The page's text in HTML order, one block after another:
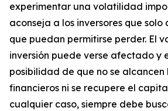
experimentar una volatilidad
aconseja a los inversores que solo
que puedan permitirse perder. El
inversión puede verse afectado y
posibilidad de que no se alcancen
financieros ni se recupere el
cualquier caso, siempre debe